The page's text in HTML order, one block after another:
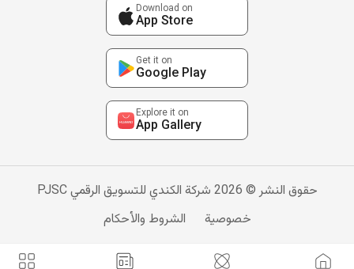
Download on
App Store
Get it on
Google Play
Explore it on
App Gallery
حقوق النشر © 2026 شركة الكندي للتسويق الرقمي PJSC
خصوصية
الشروط والأحكام